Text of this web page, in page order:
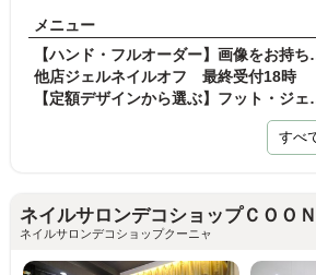
メニュー
【ハンド・
他店ジェルネイルオフ 最終受付18時
【定額デザ
すべ
ネイルサロンデコショップＣＯＯ
ネイルサロンデコショップクーニャ